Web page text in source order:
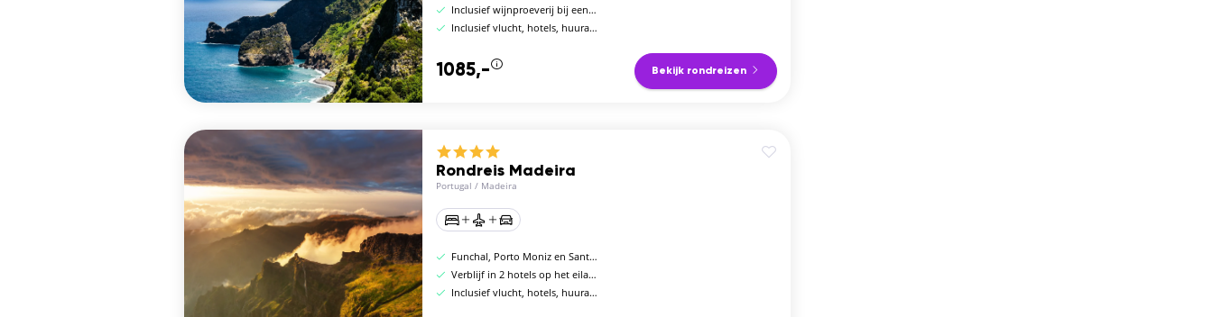
Inclusief wijnproeverij bij een Madeira-wijnmakerij
Inclusief vlucht, hotels, huurauto en ontbijt
1085,- Bekijk rondreizen
Rondreis Madeira
Portugal / Madeira
Funchal, Porto Moniz en Santana
Verblijf in 2 hotels op het eiland
Inclusief vlucht, hotels, huurauto en ontbijt